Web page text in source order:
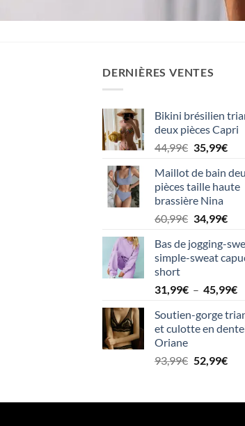
DERNIÈRES VENTES
Bikini brésilien
deux pièces Capri
44,99€ Le
initial
était :
44,99€.
35,99€Le
est :
Maillot de bain
pièces taille haute
brassière Nina
60,99€ Le
initial
était :
34,99€Le
est
Bas de jogging-
simple-sweat
short
31,99€ – 45,99€
Soutien-gorge
et culotte en
Oriane
93,99€ Le
était :
52,99€Le
est